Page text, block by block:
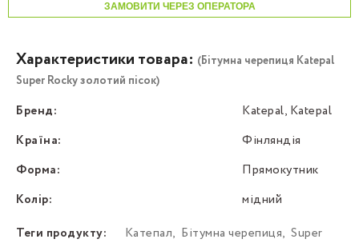
ЗАМОВИТИ ЧЕРЕЗ ОПЕРАТОРА
Характеристики товара: (Бітумна черепиця Katepal
Super Rocky золотий пісок)
Бренд:
Katepal, Katepal
Країна:
Фінляндія
Форма:
Прямокутник
Колір:
мідний
Теги продукту:
Катепал, Бітумна черепиця, Super